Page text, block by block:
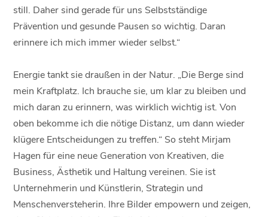
still. Daher sind gerade für uns Selbstständige
Prävention und gesunde Pausen so wichtig. Daran
erinnere ich mich immer wieder selbst.“
Energie tankt sie draußen in der Natur. „Die Berge sind
mein Kraftplatz. Ich brauche sie, um klar zu bleiben und
mich daran zu erinnern, was wirklich wichtig ist. Von
oben bekomme ich die nötige Distanz, um dann wieder
klügere Entscheidungen zu treffen.“ So steht Mirjam
Hagen für eine neue Generation von Kreativen, die
Business, Ästhetik und Haltung vereinen. Sie ist
Unternehmerin und Künstlerin, Strategin und
Menschenversteherin. Ihre Bilder empowern und zeigen,